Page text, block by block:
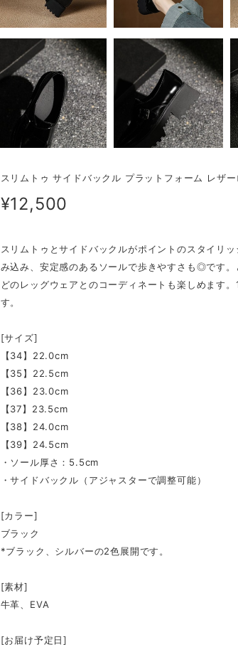
スリムトゥ サイドバックル プラットフォーム レザ
¥12,500
スリムトゥとサイドバックルがポイントのスタイリ
み込み、安定感のあるソールで歩きやすさも◎です
どのレッグウェアとのコーディネートも楽しめます
す。
[サイズ]
【34】22.0cm
【35】22.5cm
【36】23.0cm
【37】23.5cm
【38】24.0cm
【39】24.5cm
・ソール厚さ：5.5cm
・サイドバックル（アジャスターで調整可能）
[カラー]
ブラック
*ブラック、シルバーの2色展開です。
[素材]
牛革、EVA
[お届け予定日]